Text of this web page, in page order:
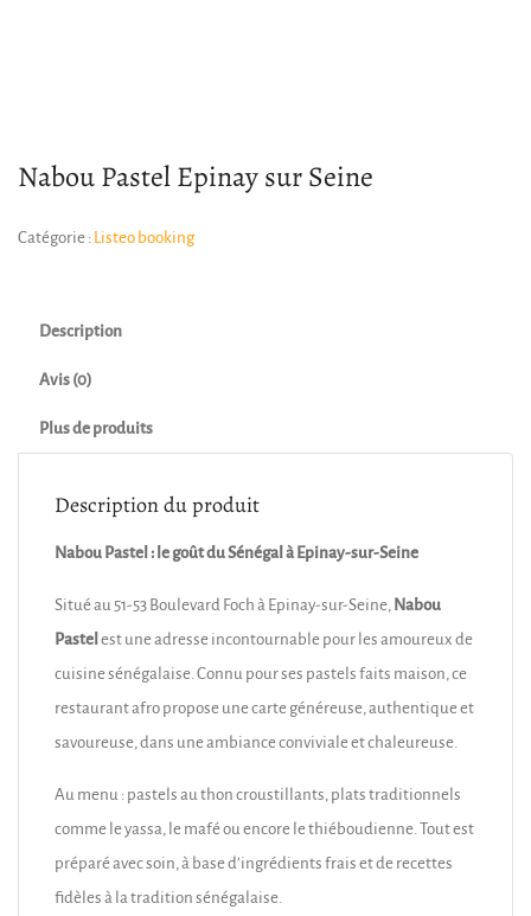
Nabou Pastel Epinay sur Seine
Catégorie : Listeo booking
Description
Avis (0)
Plus de produits
Description du produit
Nabou Pastel : le goût du Sénégal à Epinay-sur-Seine
Situé au 51-53 Boulevard Foch à Epinay-sur-Seine, Nabou
Pastel est une adresse incontournable pour les amoureux de
cuisine sénégalaise. Connu pour ses pastels faits maison, ce
restaurant afro propose une carte généreuse, authentique et
savoureuse, dans une ambiance conviviale et chaleureuse.
Au menu : pastels au thon croustillants, plats traditionnels
comme le yassa, le mafé ou encore le thiéboudienne. Tout est
préparé avec soin, à base d’ingrédients frais et de recettes
fidèles à la tradition sénégalaise.